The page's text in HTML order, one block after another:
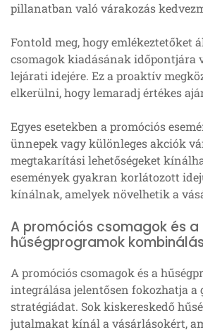
pillanatban való várakozás
Fontold meg, hogy emlékeztetőket
csomagok kiadásának időpontjára
lejárati idejére. Ez a proaktív
elkerülni, hogy lemaradj értékes
Egyes esetekben a promóciós
ünnepek vagy különleges akciók
megtakarítási lehetőségeket
események gyakran korlátozott
kínálnak, amelyek növelhetik a
A promóciós csomagok és a
hűségprogramok
A promóciós csomagok és a
integrálása jelentősen fokozhatja a
stratégiádat. Sok kiskereskedő
jutalmakat kínál a vásárlásokért,